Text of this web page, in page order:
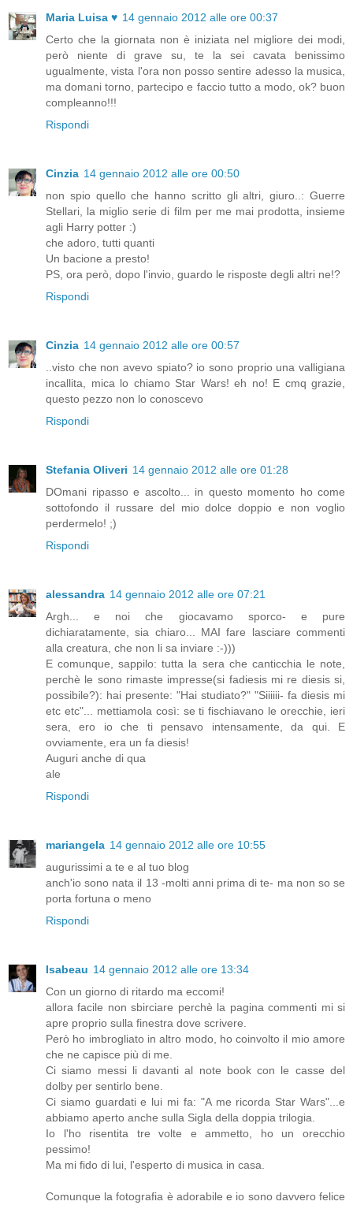
Maria Luisa ♥ 14 gennaio 2012 alle ore 00:37
Certo che la giornata non è iniziata nel migliore dei modi,
però niente di grave su, te la sei cavata benissimo
ugualmente, vista l'ora non posso sentire adesso la musica,
ma domani torno, partecipo e faccio tutto a modo, ok? buon
compleanno!!!
Rispondi
Cinzia 14 gennaio 2012 alle ore 00:50
non spio quello che hanno scritto gli altri, giuro..: Guerre
Stellari, la miglio serie di film per me mai prodotta, insieme
agli Harry potter :)
che adoro, tutti quanti
Un bacione a presto!
PS, ora però, dopo l'invio, guardo le risposte degli altri ne!?
Rispondi
Cinzia 14 gennaio 2012 alle ore 00:57
..visto che non avevo spiato? io sono proprio una valligiana
incallita, mica lo chiamo Star Wars! eh no! E cmq grazie,
questo pezzo non lo conoscevo
Rispondi
Stefania Oliveri 14 gennaio 2012 alle ore 01:28
DOmani ripasso e ascolto... in questo momento ho come
sottofondo il russare del mio dolce doppio e non voglio
perdermelo! ;)
Rispondi
alessandra 14 gennaio 2012 alle ore 07:21
Argh... e noi che giocavamo sporco- e pure
dichiaratamente, sia chiaro... MAI fare lasciare commenti
alla creatura, che non li sa inviare :-)))
E comunque, sappilo: tutta la sera che canticchia le note,
perchè le sono rimaste impresse(si fadiesis mi re diesis si,
possibile?): hai presente: "Hai studiato?" "Siiiiii- fa diesis mi
etc etc"... mettiamola così: se ti fischiavano le orecchie, ieri
sera, ero io che ti pensavo intensamente, da qui. E
ovviamente, era un fa diesis!
Auguri anche di qua
ale
Rispondi
mariangela 14 gennaio 2012 alle ore 10:55
augurissimi a te e al tuo blog
anch'io sono nata il 13 -molti anni prima di te- ma non so se
porta fortuna o meno
Rispondi
Isabeau 14 gennaio 2012 alle ore 13:34
Con un giorno di ritardo ma eccomi!
allora facile non sbirciare perchè la pagina commenti mi si
apre proprio sulla finestra dove scrivere.
Però ho imbrogliato in altro modo, ho coinvolto il mio amore
che ne capisce più di me.
Ci siamo messi li davanti al note book con le casse del
dolby per sentirlo bene.
Ci siamo guardati e lui mi fa: "A me ricorda Star Wars"...e
abbiamo aperto anche sulla Sigla della doppia trilogia.
Io l'ho risentita tre volte e ammetto, ho un orecchio
pessimo!
Ma mi fido di lui, l'esperto di musica in casa.
Comunque la fotografia è adorabile e io sono davvero felice